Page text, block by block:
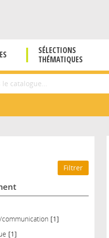
SÉLECTIONS
THÉMATIQUES
[1]
[1]